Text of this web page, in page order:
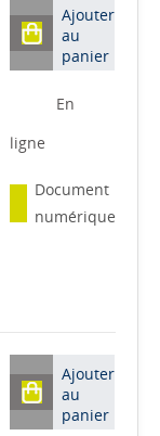
Ajouter
au
panier
En
ligne
Document
numérique
Ajouter
au
panier